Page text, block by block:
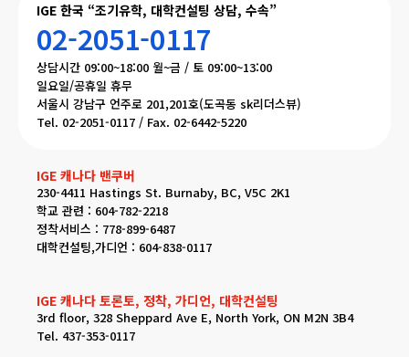
IGE 한국 “조기유학, 대학컨설팅 상담, 수속”
02-2051-0117
상담시간 09:00~18:00 월~금 / 토 09:00~13:00
일요일/공휴일 휴무
서울시 강남구 언주로 201,201호(도곡동 sk리더스뷰)
Tel. 02-2051-0117 / Fax. 02-6442-5220
IGE 캐나다 밴쿠버
230-4411 Hastings St. Burnaby, BC, V5C 2K1
학교 관련 : 604-782-2218
정착서비스 : 778-899-6487
대학컨설팅,가디언 : 604-838-0117
IGE 캐나다 토론토, 정착, 가디언, 대학컨설팅
3rd floor, 328 Sheppard Ave E, North York, ON M2N 3B4
Tel. 437-353-0117